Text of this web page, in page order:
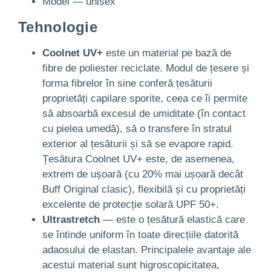
Tehnologie
Coolnet UV+ este un material pe bază de
fibre de poliester reciclate. Modul de țesere și
forma fibrelor în sine conferă țesăturii
proprietăți capilare sporite, ceea ce îi permite
să absoarbă excesul de umiditate (în contact
cu pielea umedă), să o transfere în stratul
exterior al țesăturii și să se evapore rapid.
Țesătura Coolnet UV+ este, de asemenea,
extrem de ușoară (cu 20% mai ușoară decât
Buff Original clasic), flexibilă și cu proprietăți
excelente de protecție solară UPF 50+.
Ultrastretch — este o țesătură elastică care
se întinde uniform în toate direcțiile datorită
adaosului de elastan. Principalele avantaje ale
acestui material sunt higroscopicitatea,